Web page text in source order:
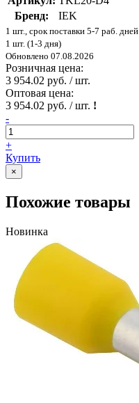
Бренд:
IEK
1 шт., срок поставки 5-7 раб. дней
1 шт. (1-3 дня)
Обновлено 07.08.2026
Розничная цена:
3 954.02 руб. / шт.
Оптовая цена:
3 954.02 руб. / шт. !
-
+
Купить
×
Похожие товары
Новинка